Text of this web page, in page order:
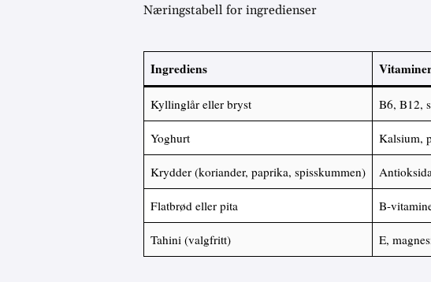
Næringstabell for ingredienser
Ingrediens
Kyllinglår eller bryst B6, B12,
Yoghurt Kalsium,
Krydder (koriander, paprika, spisskummen)
Flatbrød eller pita B-
Tahini (valgfritt) E,